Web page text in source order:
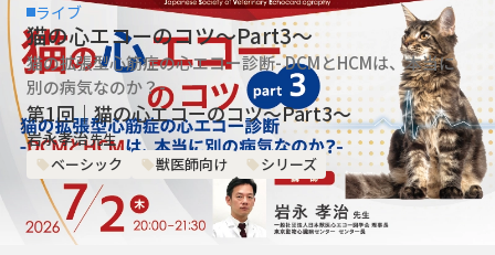
ライブ
猫の心エコーのコツ～Part3～
猫の拡張型心筋症の心エコー診断- DCMとHCMは、本当に
別の病気なのか？-
第1回｜猫の心エコーのコツ～Part3～
岩永孝治先生
ベーシック 獣医師向け シリーズ